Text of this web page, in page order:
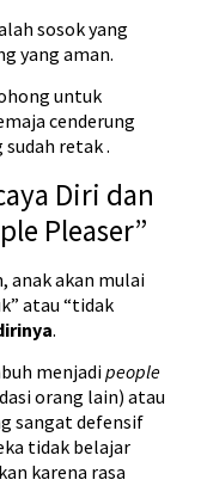
sosok yang
yang aman.
untuk
cenderung
sudah retak.
Diri dan
Pleaser”
anak akan mulai
atau “tidak
.
menjadipeople
orang lain) atau
sangat defensif
tidak belajar
karena rasa